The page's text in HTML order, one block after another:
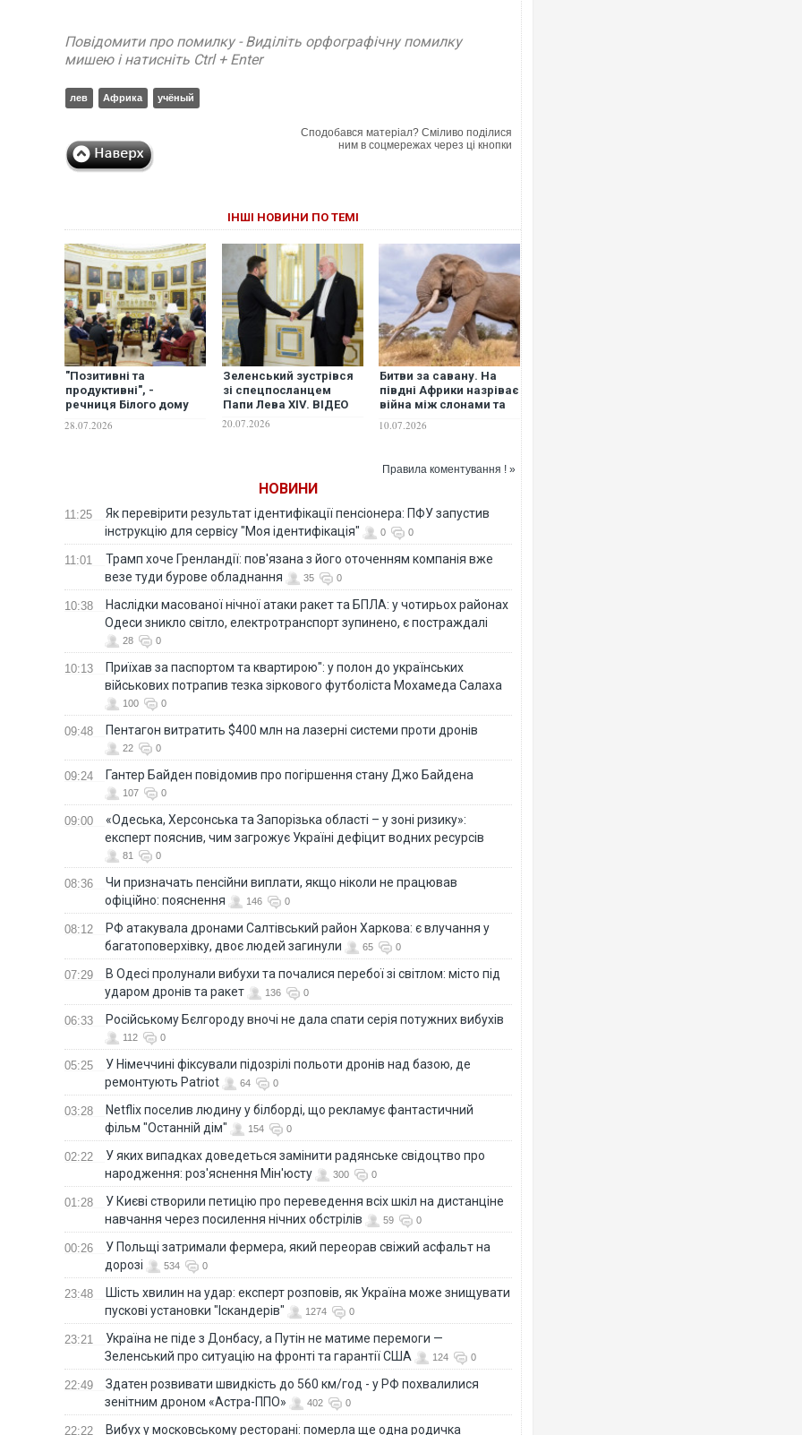
Повідомити про помилку - Виділіть орфографічну помилку
мишею і натисніть Ctrl + Enter
лев Африка учёный
Сподобався матеріал? Сміливо поділися
ним в соцмережах через ці кнопки
ІНШІ НОВИНИ ПО ТЕМІ
"Позитивні та
продуктивні", -
речниця Білого дому
розкрила деталі
зустрічей Трампа із
28.07.2026
Зеленський зустрівся
зі спецпосланцем
Папи Лева XIV. ВІДЕО
20.07.2026
Битви за савану. На
півдні Африки назріває
війна між слонами та
людьми - вчені
10.07.2026
Правила коментування ! »
НОВИНИ
11:25
Як перевірити результат ідентифікації пенсіонера: ПФУ запустив
інструкцію для сервісу "Моя ідентифікація"
0 0
11:01
Трамп хоче Гренландії: пов'язана з його оточенням компанія вже
везе туди бурове обладнання
35 0
10:38
Наслідки масованої нічної атаки ракет та БПЛА: у чотирьох районах
Одеси зникло світло, електротранспорт зупинено, є постраждалі
28 0
10:13
Приїхав за паспортом та квартирою": у полон до українських
військових потрапив тезка зіркового футболіста Мохамеда Салаха
100 0
09:48 Пентагон витратить $400 млн на лазерні системи проти дронів
22 0
09:24 Гантер Байден повідомив про погіршення стану Джо Байдена
107 0
09:00
«Одеська, Херсонська та Запорізька області – у зоні ризику»:
експерт пояснив, чим загрожує Україні дефіцит водних ресурсів
81 0
08:36
Чи призначать пенсійни виплати, якщо ніколи не працював
офіційно: пояснення
146 0
08:12
РФ атакувала дронами Салтівський район Харкова: є влучання у
багатоповерхівку, двоє людей загинули
65 0
07:29
В Одесі пролунали вибухи та почалися перебої зі світлом: місто під
ударом дронів та ракет
136 0
06:33 Російському Бєлгороду вночі не дала спати серія потужних вибухів
112 0
05:25
У Німеччині фіксували підозрілі польоти дронів над базою, де
ремонтують Patriot
64 0
03:28
Netflix поселив людину у білборді, що рекламує фантастичний
фільм "Останній дім"
154 0
02:22
У яких випадках доведеться замінити радянське свідоцтво про
народження: роз'яснення Мін'юсту
300 0
01:28
У Києві створили петицію про переведення всіх шкіл на дистанціне
навчання через посилення нічних обстрілів
59 0
00:26
У Польщі затримали фермера, який переорав свіжий асфальт на
дорозі
534 0
23:48
Шість хвилин на удар: експерт розповів, як Україна може знищувати
пускові установки "Іскандерів"
1274 0
23:21
Україна не піде з Донбасу, а Путін не матиме перемоги —
Зеленський про ситуацію на фронті та гарантії США
124 0
22:49
Здатен розвивати швидкість до 560 км/год - у РФ похвалилися
зенітним дроном «Астра-ППО»
402 0
22:22 Вибух у московському ресторані: померла ще одна родичка
Ворог завдав комбінованого
після атаки БПЛА по ринку на
Приїхав за паспортом та